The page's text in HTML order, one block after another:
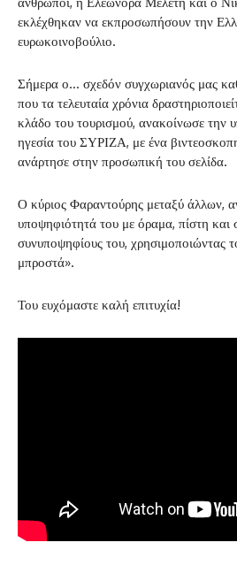
εκλέχθηκαν να εκπροσωπήσουν την
ευρωκοινοβούλιο.
Σήμερα ο… σχεδόν συγχωριανός μας
που τα τελευταία χρόνια
κλάδο του τουρισμού, ανακοίνωσε την
ηγεσία του ΣΥΡΙΖΑ, με ένα
ανάρτησε στην προσωπική του σελίδα.
Ο κύριος Φαραντούρης μεταξύ άλλων,
υποψηφιότητά του με όραμα, πίστη και
συνυποψηφίους του,
μπροστά».
Του ευχόμαστε καλή επιτυχία!